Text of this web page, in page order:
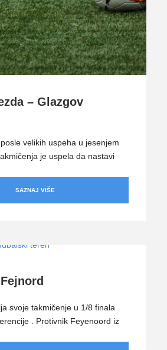
– Glazgov
velikih uspeha u jesenjem
je uspela da nastavi
SAZNAJ VIŠE
svoje takmičenje u 1/8 finala
. Protivnik Feyenoord iz